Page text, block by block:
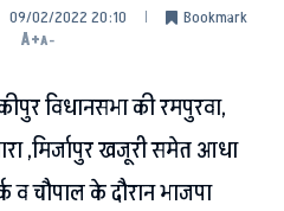
09/02/2022 20:10
Bookmark
A+A-
विधानसभा की रमपुरवा,
,मिर्जापुर खजूरी समेत आधा
व चौपाल के दौरान भाजपा